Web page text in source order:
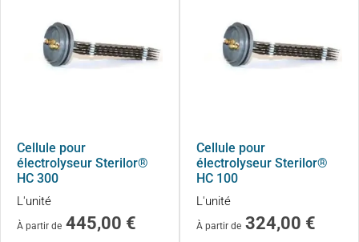
Cellule pour
électrolyseur Sterilor®
HC 300
L'unité
À partir de 445,00 €
Cellule pour
électrolyseur Sterilor®
HC 100
L'unité
À partir de 324,00 €